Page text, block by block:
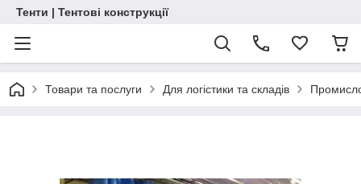
Тенти | Тентові конструкції
Товари та послуги Для логістики та складів